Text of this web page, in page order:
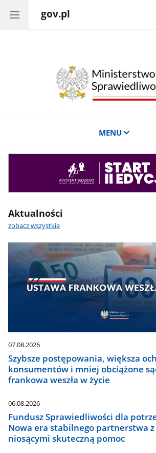
gov.pl
MENU
Aktualności
zobacz wszystkie
07.08.2026
Szybsze postępowania, większa
konsumentów i mniej obciążone
frankowa weszła w życie
06.08.2026
Fundusz Sprawiedliwości dla
Nowa era stabilnego partnerstwa
niosącymi skuteczną pomoc